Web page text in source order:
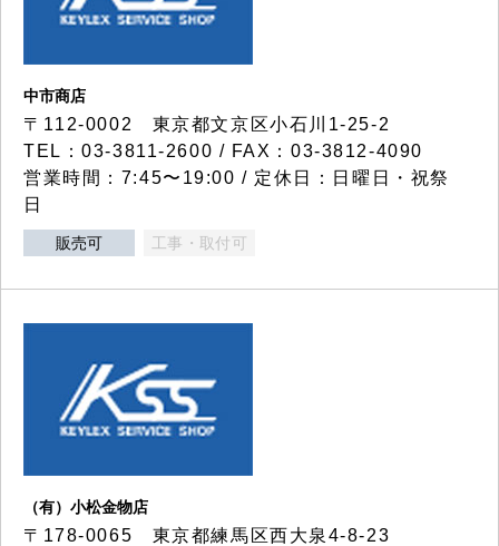
中市商店
〒112-0002 東京都文京区小石川1-25-2
TEL：03-3811-2600 / FAX：03-3812-4090
営業時間：7:45〜19:00 / 定休日：日曜日・祝祭
日
販売可 工事・取付可
（有）小松金物店
〒178-0065 東京都練馬区西大泉4-8-23